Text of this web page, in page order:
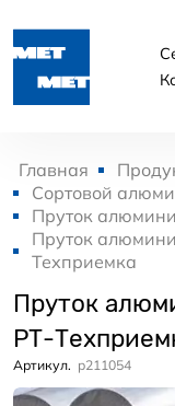
Главная
Сортовой
Пруток
Пруток
Техприемка
Пруток
РТ-
Артикул. p211054